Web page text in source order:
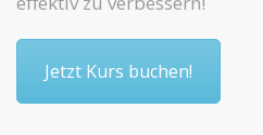
Jetzt Kurs buchen!